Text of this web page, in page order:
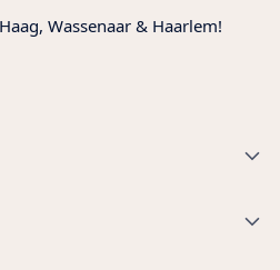
Wassenaar & Haarlem!